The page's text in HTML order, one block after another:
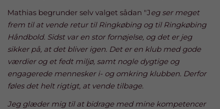
Mathias begrunder selv valget sådan "Jeg ser meget
frem til at vende retur til Ringkøbing og til Ringkøbing
Håndbold. Sidst var en stor fornøjelse, og det er jeg
sikker på, at det bliver igen. Det er en klub med gode
værdier og et fedt miljø, samt nogle dygtige og
engagerede mennesker i- og omkring klubben. Derfor
føles det helt rigtigt, at vende tilbage.
Jeg glæder mig til at bidrage med mine kompetencer